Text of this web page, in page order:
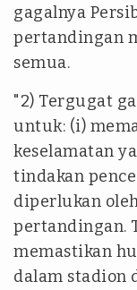
gagalnya
pertandingan
semua.
"2) Tergugat
untuk: (i)
keselamatan
tindakan
diperlukan
pertandingan.
memastikan
dalam stadion